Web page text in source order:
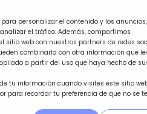
personalizar el contenido y los anuncios,
el tráfico. Además, compartimos
sitio web con nuestros partners de redes
combinarla con otra información que
a partir del uso que haya hecho de
tu información cuando visites este sitio
para recordar tu preferencia de que no se